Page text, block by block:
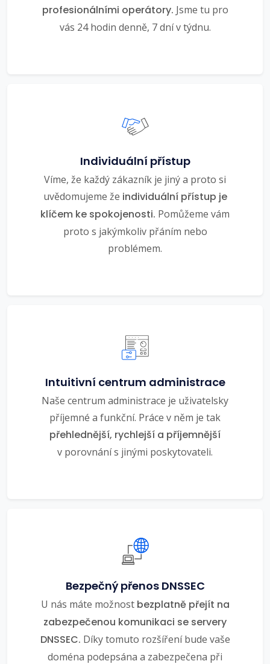
profesionálními operátory. Jsme tu pro
vás 24 hodin denně, 7 dní v týdnu.
Individuální přístup
Víme, že každý zákazník je jiný a proto si
uvědomujeme že individuální přístup je
klíčem ke spokojenosti. Pomůžeme vám
proto s jakýmkoliv přáním nebo
problémem.
Intuitivní centrum administrace
Naše centrum administrace je uživatelsky
příjemné a funkční. Práce v něm je tak
přehlednější, rychlejší a příjemnější
v porovnání s jinými poskytovateli.
Bezpečný přenos DNSSEC
U nás máte možnost bezplatně přejít na
zabezpečenou komunikaci se servery
DNSSEC. Díky tomuto rozšíření bude vaše
doména podepsána a zabezpečena při